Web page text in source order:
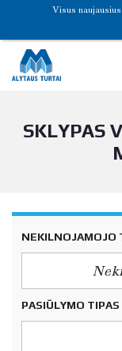
SKLYPAS
NEKILNOJAMOJO
PASIŪLYMO TIPAS
Visus